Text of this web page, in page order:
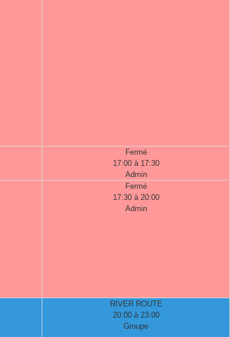
Fermé
17:00 à 17:30
Admin
Fermé
17:30 à 20:00
Admin
RIVER ROUTE
20:00 à 23:00
Groupe